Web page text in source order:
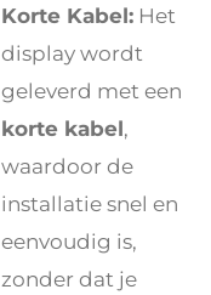
Korte Kabel: Het
display wordt
geleverd met een
korte kabel,
waardoor de
installatie snel en
eenvoudig is,
zonder dat je